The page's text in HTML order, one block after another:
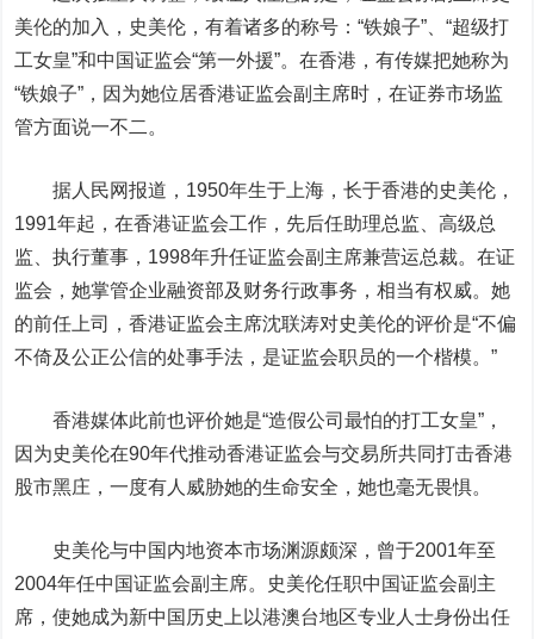
美伦的加入，史美伦，有着诸多的称号：“铁娘子”、“超级打
工女皇”和中国证监会“第一外援”。在香港，有传媒把她称为
“铁娘子”，因为她位居香港证监会副主席时，在证券市场监
管方面说一不二。
据 人民网报道，1950年生于上海，长于香港的史美伦，
1991年起，在香港证监会工作，先后任助理总监、高级总
监、执行董事，1998年升任证监会副主席兼营运总裁。在证
监会，她掌管企业融资部及财务行政事务，相当有权威。她
的前任上司，香港证监会主席沈联涛对史美伦的评价是“不偏
不倚及公正公信的处事手法，是证监会职员的一个楷模。”
香港媒体此前也评价她是“造假公司最怕的打工女皇”，
因为史美伦在90年代推动香港证监会与交易所共同打击香港
股市黑庄，一度有人威胁她的生命安全，她也毫无畏惧。
史美伦与中国内地资本市场渊源颇深，曾于2001年至
2004年任中国证监会副主席。史美伦任职中国证监会副主
席，使她成为新中国历史上以港澳台地区专业人士身份出任